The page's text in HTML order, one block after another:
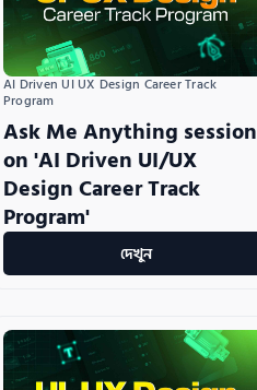
AI Driven UI UX Design Career Track
Program
Ask Me Anything session
on 'AI Driven UI/UX
Design Career Track
Program'
দেখুন